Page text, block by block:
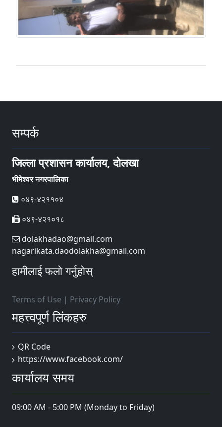
सम्पर्क
जिल्ला प्रशासन कार्यालय, दोलखा
भीमेश्वर नगरपालिका
०४९-४२११०४
०४९-४२१०१८
dolakhadao@gmail.com
nagarikata.daodolakha@gmail.com
हामीलाई फलो गर्नुहोस्
Terms of Use | Privacy Policy
महत्त्वपूर्ण लिंकहरु
QR Code
https://www.facebook.com/
कार्यालय समय
09:00 AM - 5:00 PM (Monday to Friday)